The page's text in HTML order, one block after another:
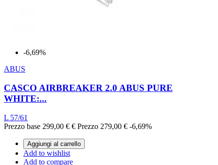
-6,69%
ABUS
CASCO AIRBREAKER 2.0 ABUS PURE
WHITE:...
L 57/61
Prezzo base 299,00 € € Prezzo 279,00 € -6,69%
Aggiungi al carrello
Add to wishlist
Add to compare